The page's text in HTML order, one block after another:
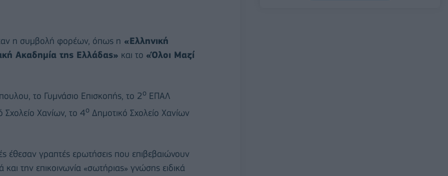
η συμβολή φορέων, όπως η «Ελληνική
Ακαδημία της Ελλάδας» και το «Όλοι Μαζί
το Γυμνάσιο Επισκοπής, το 2ο ΕΠΑΛ
Σχολείο Χανίων, το 4ο Δημοτικό Σχολείο Χανίων
γραπτές ερωτήσεις που επιβεβαιώνουν
την επικοινωνία «σωτήριας» γνώσης ειδικά